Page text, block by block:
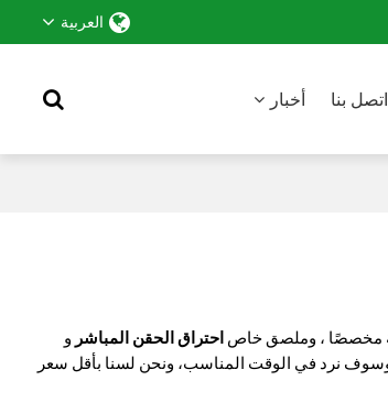
العربية
اتصل بنا أخبار
مخصصًا ، وملصق خاصاحتراق الحقن المباشر و
نرد في الوقت المناسب، ونحن لسنا بأقل سعر